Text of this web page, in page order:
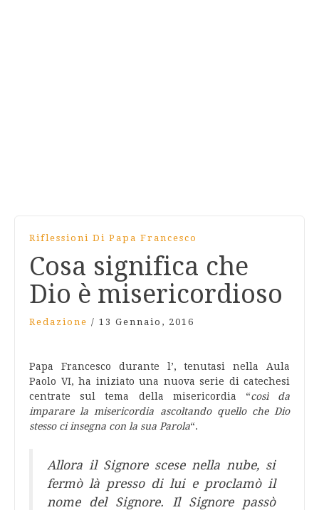
Riflessioni Di Papa Francesco
Cosa significa che
Dio è misericordioso
Redazione / 13 Gennaio, 2016
Papa Francesco durante l’, tenutasi nella Aula
Paolo VI, ha iniziato una nuova serie di catechesi
centrate sul tema della misericordia “così da
imparare la misericordia ascoltando quello che Dio
stesso ci insegna con la sua Parola“.
Allora il Signore scese nella nube, si
fermò là presso di lui e proclamò il
nome del Signore. Il Signore passò